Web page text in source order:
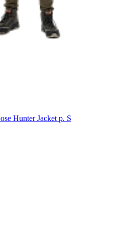
Hunter Jacket р. S